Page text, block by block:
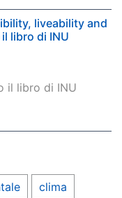
liveability and
libro di INU
il libro di INU
clima